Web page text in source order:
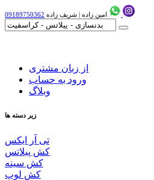
09189750362 امین زاده | شریف زاده
از زبان مشتری
ورود به حساب
وبلاگ
زیر دسته ها
تی آر ایکس
کش پیلاتس
کش سینه
کش لوپ